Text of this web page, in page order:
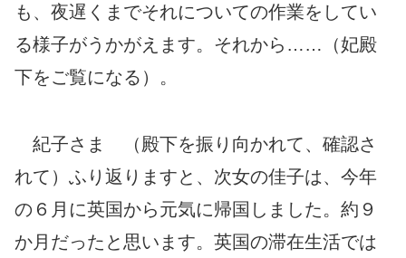
も、夜遅くまでそれについての作業をしてい
る様子がうかがえます。それから……（妃殿
下をご覧になる）。
紀子さま （殿下を振り向かれて、確認さ
れて）ふり返りますと、次女の佳子は、今年
の６月に英国から元気に帰国しました。約９
か月だったと思います。英国の滞在生活では